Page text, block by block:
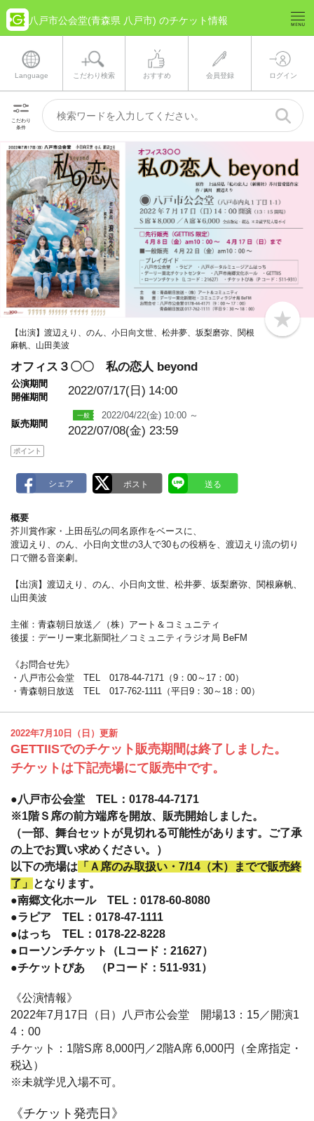
八戸市公会堂(青森県 八戸市) のチケット情報
Language こだわり検索 おすすめ 会員登録 ログイン
こだわり
条件
b
o
【出演】渡辺えり、のん、小日向文世、松井夢、坂梨磨弥、関根
麻帆、山田美波
オフィス３〇〇 私の恋人 beyond
公演期間
開催期間
2022/07/17(日) 14:00
販売期間
2022/04/22(金) 10:00 ～
2022/07/08(金) 23:59
ポイント
概要
芥川賞作家・上田岳弘の同名原作をベースに、
渡辺えり、のん、小日向文世の3人で30もの役柄を、渡辺えり流の切り
口で贈る音楽劇。
【出演】渡辺えり、のん、小日向文世、松井夢、坂梨磨弥、関根麻帆、
山田美波
主催：青森朝日放送／（株）アート＆コミュニティ
後援：デーリー東北新聞社／コミュニティラジオ局 BeFM
《お問合せ先》
・八戸市公会堂 TEL 0178-44-7171（9：00～17：00）
・青森朝日放送 TEL 017-762-1111（平日9：30～18：00）
2022年7月10日（日）更新
GETTIISでのチケット販売期間は終了しました。
チケットは下記売場にて販売中です。
●八戸市公会堂 TEL：0178-44-7171
※1階Ｓ席の前方端席を開放、販売開始しました。
（一部、舞台セットが見切れる可能性があります。ご了承
の上でお買い求めください。）
以下の売場は 「Ａ席のみ取扱い・7/14（木）までで販売終
了」
となります。
●南郷文化ホール TEL：0178-60-8080
●ラピア TEL：0178-47-1111
●はっち TEL：0178-22-8228
●ローソンチケット（Lコード：21627）
●チケットぴあ （Pコード：511-931）
《公演情報》
2022年7月17日（日）八戸市公会堂 開場13：15／開演1
4：00
チケット：1階S席 8,000円／2階A席 6,000円（全席指定・
税込）
※未就学児入場不可。
《チケット発売日》